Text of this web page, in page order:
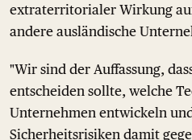
extraterritorialer Wirkung
andere ausländische
"Wir sind der Auffassung,
entscheiden sollte, welche
Unternehmen entwickeln
Sicherheitsrisiken damit